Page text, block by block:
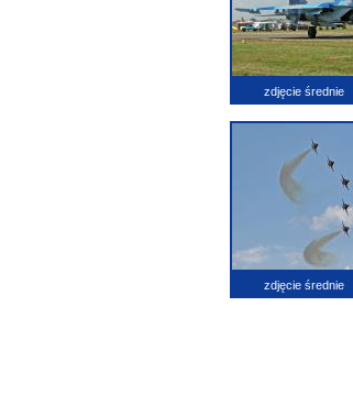
zdjęcie średnie
zdjęcie średnie